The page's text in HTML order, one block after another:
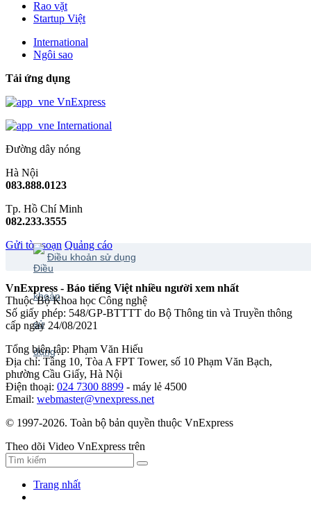
Rao vặt
Startup Việt
International
Ngôi sao
Tải ứng dụng
VnExpress
International
Đường dây nóng
Hà Nội
083.888.0123
Tp. Hồ Chí Minh
082.233.3555
Gửi tòa soạn Quảng cáo
Điều khoản sử dụng
VnExpress - Báo tiếng Việt nhiều người xem nhất
Thuộc Bộ Khoa học Công nghệ
Số giấy phép: 548/GP-BTTTT do Bộ Thông tin và Truyền thông
cấp ngày 24/08/2021
Tổng biên tập: Phạm Văn Hiếu
Địa chỉ: Tầng 10, Tòa A FPT Tower, số 10 Phạm Văn Bạch,
phường Cầu Giấy, Hà Nội
Điện thoại: 024 7300 8899 - máy lẻ 4500
Email: webmaster@vnexpress.net
© 1997-2026. Toàn bộ bản quyền thuộc VnExpress
Theo dõi Video VnExpress trên
Trang nhất